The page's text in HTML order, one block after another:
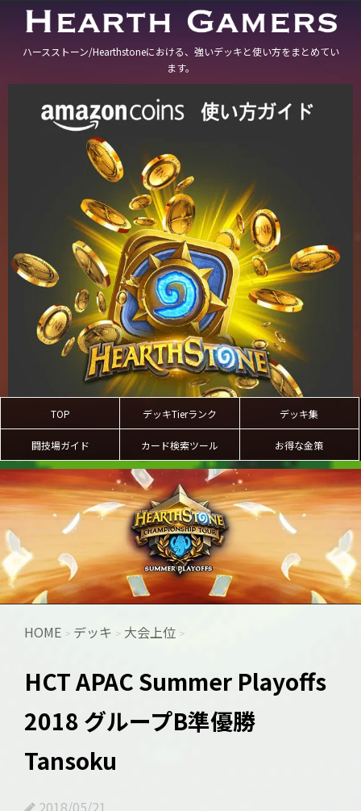
ハースストーン/Hearthstoneにおける、強いデッキと使い方をまとめてい
ます。
TOP デッキTierランク デッキ集
闘技場ガイド カード検索ツール お得な金策
HOME > デッキ > 大会上位 >
HCT APAC Summer Playoffs
2018 グループB準優勝
Tansoku
2018/05/21